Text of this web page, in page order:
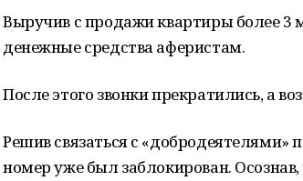
Выручив с продажи квартиры более 3
денежные средства аферистам.
После этого звонки прекратились, а
Решив связаться с «добродеятелями»
номер уже был заблокирован.